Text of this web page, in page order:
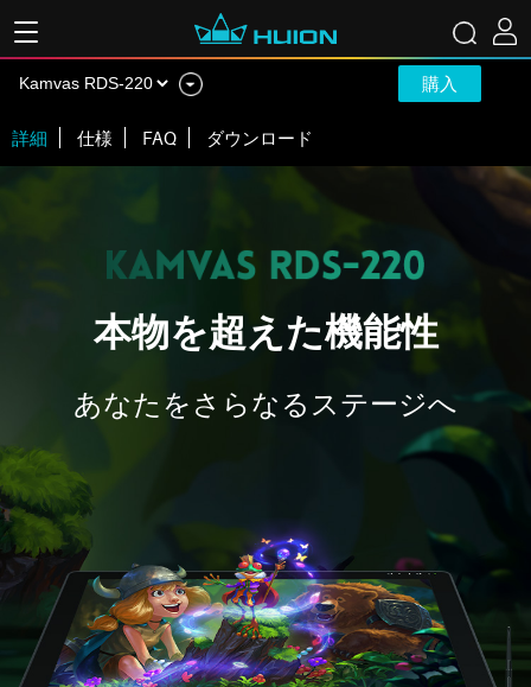
購入
詳細 仕様 FAQ ダウンロード
本物を超えた機能性
あなたをさらなるステージへ